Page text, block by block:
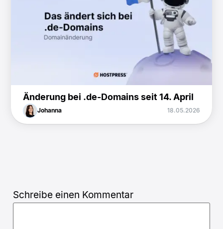
Änderung bei .de-Domains seit 14. April
Johanna 18.05.2026
Schreibe einen Kommentar